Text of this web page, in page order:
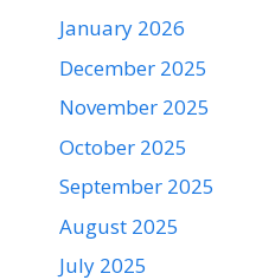
January 2026
December 2025
November 2025
October 2025
September 2025
August 2025
July 2025